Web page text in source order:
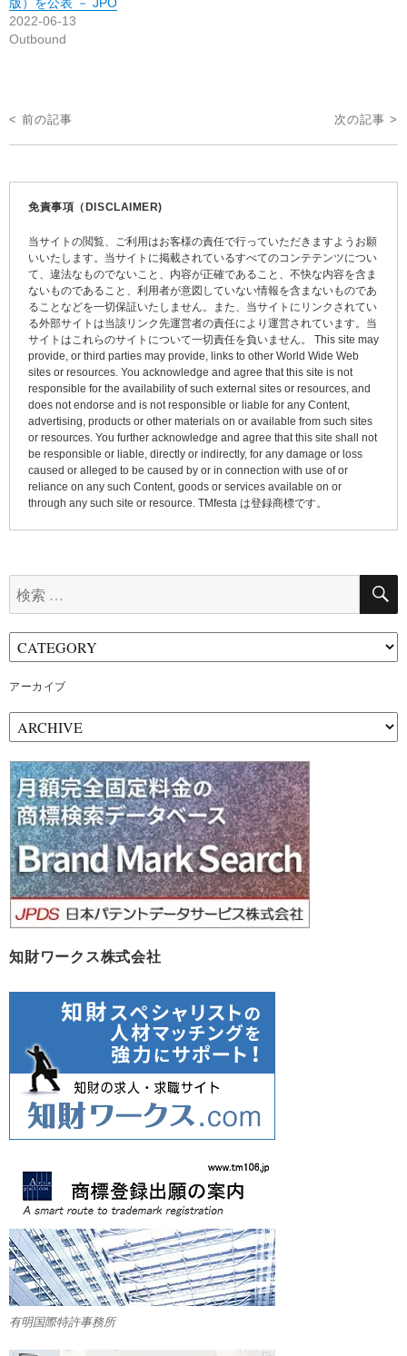
2022-06-13
Outbound
投
稿
< 前の記事 次の記事 >
免責事項（DISCLAIMER)
当サイトの閲覧、ご利用はお客様の責任で行っていただきますようお願
いいたします。当サイトに掲載されているすべてのコンテテンツについ
て、違法なものでないこと、内容が正確であること、不快な内容を含ま
ないものであること、利用者が意図していない情報を含まないものであ
ることなどを一切保証いたしません。また、当サイトにリンクされてい
る外部サイトは当該リンク先運営者の責任により運営されています。当
サイトはこれらのサイトについて一切責任を負いません。 This site may
provide, or third parties may provide, links to other World Wide Web
sites or resources. You acknowledge and agree that this site is not
responsible for the availability of such external sites or resources, and
does not endorse and is not responsible or liable for any Content,
advertising, products or other materials on or available from such sites
or resources. You further acknowledge and agree that this site shall not
be responsible or liable, directly or indirectly, for any damage or loss
caused or alleged to be caused by or in connection with use of or
reliance on any such Content, goods or services available on or
through any such site or resource. TMfesta は登録商標です。
索:
アーカイブ
ー
カ
イ
ブ
知財ワークス株式会社
有明国際特許事務所